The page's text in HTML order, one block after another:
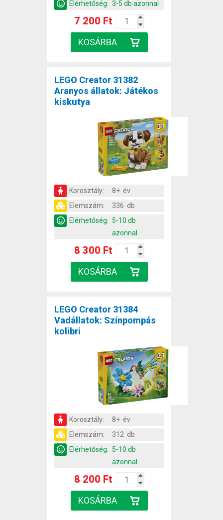
Elérhetőség: 3-5 db azonnal
7 200 Ft
LEGO Creator 31382
Aranyos állatok: Játékos
kiskutya
Korosztály:
8+ év
Elemszám:
336 db
Elérhetőség: 5-10 db
azonnal
8 300 Ft
LEGO Creator 31384
Vadállatok: Színpompás
kolibri
Korosztály:
8+ év
Elemszám:
312 db
Elérhetőség: 5-10 db
azonnal
8 200 Ft